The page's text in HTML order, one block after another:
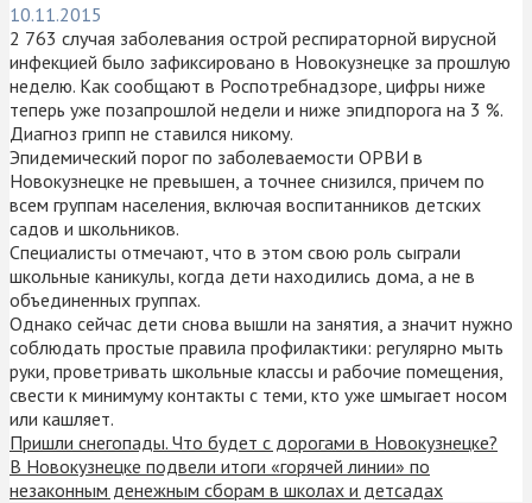
10.11.2015
2 763 случая заболевания острой респираторной вирусной
инфекцией было зафиксировано в Новокузнецке за прошлую
неделю. Как сообщают в Роспотребнадзоре, цифры ниже
теперь уже позапрошлой недели и ниже эпидпорога на 3 %.
Диагноз грипп не ставился никому.
Эпидемический порог по заболеваемости ОРВИ в
Новокузнецке не превышен, а точнее снизился, причем по
всем группам населения, включая воспитанников детских
садов и школьников.
Специалисты отмечают, что в этом свою роль сыграли
школьные каникулы, когда дети находились дома, а не в
объединенных группах.
Однако сейчас дети снова вышли на занятия, а значит нужно
соблюдать простые правила профилактики: регулярно мыть
руки, проветривать школьные классы и рабочие помещения,
свести к минимуму контакты с теми, кто уже шмыгает носом
или кашляет.
Пришли снегопады. Что будет с дорогами в Новокузнецке?
В Новокузнецке подвели итоги «горячей линии» по
незаконным денежным сборам в школах и детсадах